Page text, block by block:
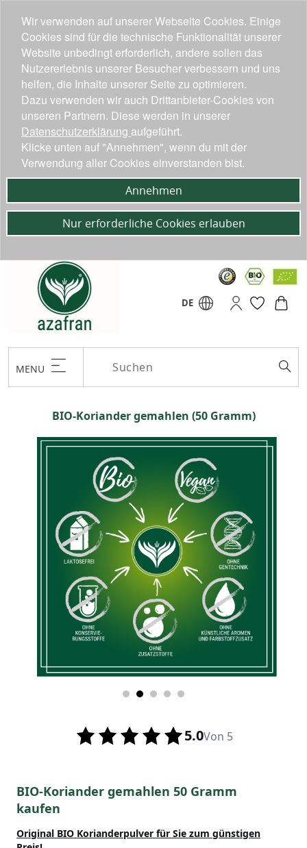
DE
MENU
BIO-Koriander gemahlen (50 Gramm)
5.0Von 5
BIO-Koriander gemahlen 50 Gramm
kaufen
Original BIO Korianderpulver für Sie zum günstigen
Wir verwenden auf unserer Webseite Cookies. Einige
Cookies sind für die technische Funktionalität unserer
Website unbedingt erforderlich, andere sollen das
Nutzererlebnis unserer Besucher verbessern und uns
helfen, die Inhalte unserer Seite zu optimieren.
Dazu verwenden wir auch Drittanbieter-Cookies von
unseren Partnern. Diese werden in unserer
Datenschutzerklärung aufgeführt.
Klicke unten auf "Annehmen", wenn du mit der
Verwendung aller Cookies einverstanden bist.
Annehmen
Nur erforderliche Cookies erlauben